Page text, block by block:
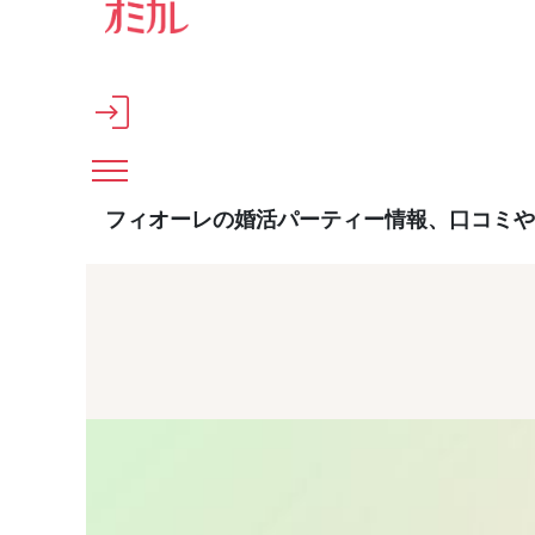
メインコンテンツへスキップ
フィオーレの婚活パーティー情報、口コミ